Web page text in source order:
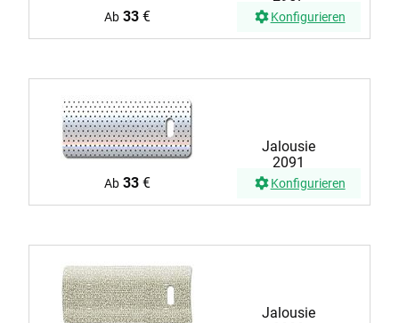
Ab 33€ Konfigurieren
Jalousie
2091
Ab 33€ Konfigurieren
Jalousie